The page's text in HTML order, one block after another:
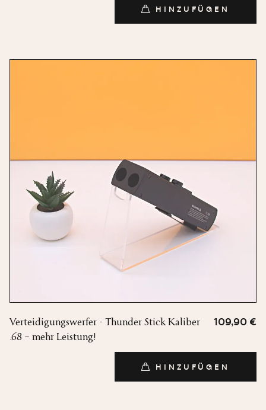
HINZUFÜGEN
Verteidigungswerfer - Thunder Stick Kaliber
.68 – mehr Leistung!
109,90 €
HINZUFÜGEN